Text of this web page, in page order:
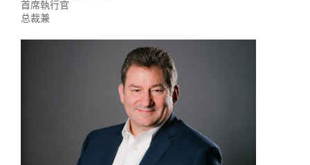
首席執行官
总裁兼